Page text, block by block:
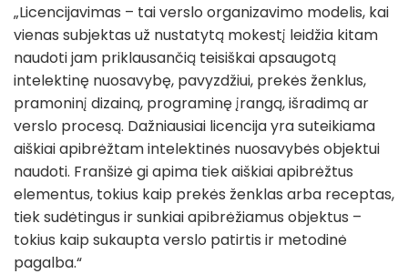
„Licencijavimas – tai verslo organizavimo modelis, kai
vienas subjektas už nustatytą mokestį leidžia kitam
naudoti jam priklausančią teisiškai apsaugotą
intelektinę nuosavybę, pavyzdžiui, prekės ženklus,
pramoninį dizainą, programinę įrangą, išradimą ar
verslo procesą. Dažniausiai licencija yra suteikiama
aiškiai apibrėžtam intelektinės nuosavybės objektui
naudoti. Franšizė gi apima tiek aiškiai apibrėžtus
elementus, tokius kaip prekės ženklas arba receptas,
tiek sudėtingus ir sunkiai apibrėžiamus objektus –
tokius kaip sukaupta verslo patirtis ir metodinė
pagalba.“